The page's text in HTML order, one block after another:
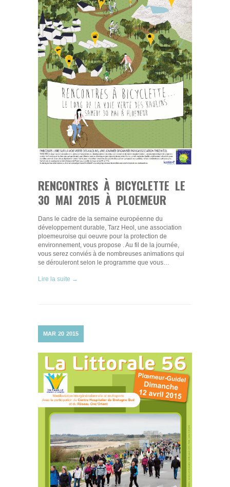
RENCONTRES À BICYCLETTE LE
30 MAI 2015 À PLOEMEUR
Dans le cadre de la semaine européenne du
développement durable, Tarz Heol, une association
ploemeuroise qui oeuvre pour la protection de
environnement, vous propose . Au fil de la journée,
vous serez conviés à de nombreuses animations qui
se dérouleront selon le programme que vous…
Lire la suite →
MAR 20 2015